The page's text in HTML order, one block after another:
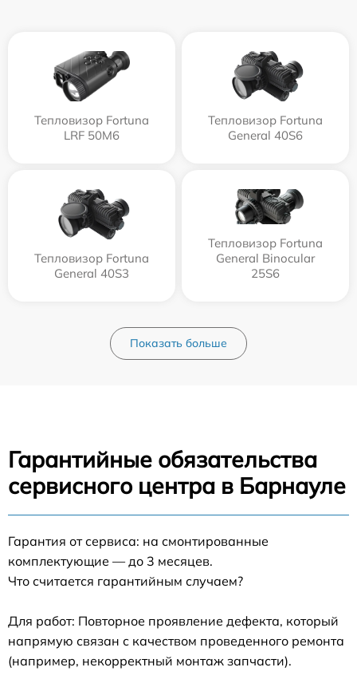
Тепловизор Fortuna
LRF 50M6
Тепловизор Fortuna
General 40S6
Тепловизор Fortuna
General 40S3
Тепловизор Fortuna
General Binocular
25S6
Показать больше
Гарантийные обязательства
сервисного центра в Барнауле
Гарантия от сервиса: на смонтированные
комплектующие — до 3 месяцев.
Что считается гарантийным случаем?
Для работ: Повторное проявление дефекта, который
напрямую связан с качеством проведенного ремонта
(например, некорректный монтаж запчасти).